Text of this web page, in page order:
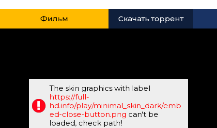
Фильм Скачать торрент
The skin graphics with label
https://full-
hd.info/play/minimal_skin_dark/emb
ed-close-button.png can't be
loaded, check path!